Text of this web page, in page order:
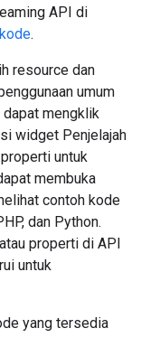
API di
.
resource dan
umum
dapat mengklik
widget Penjelajah
untuk
membuka
contoh kode
dan Python.
properti di API
untuk
yang tersedia